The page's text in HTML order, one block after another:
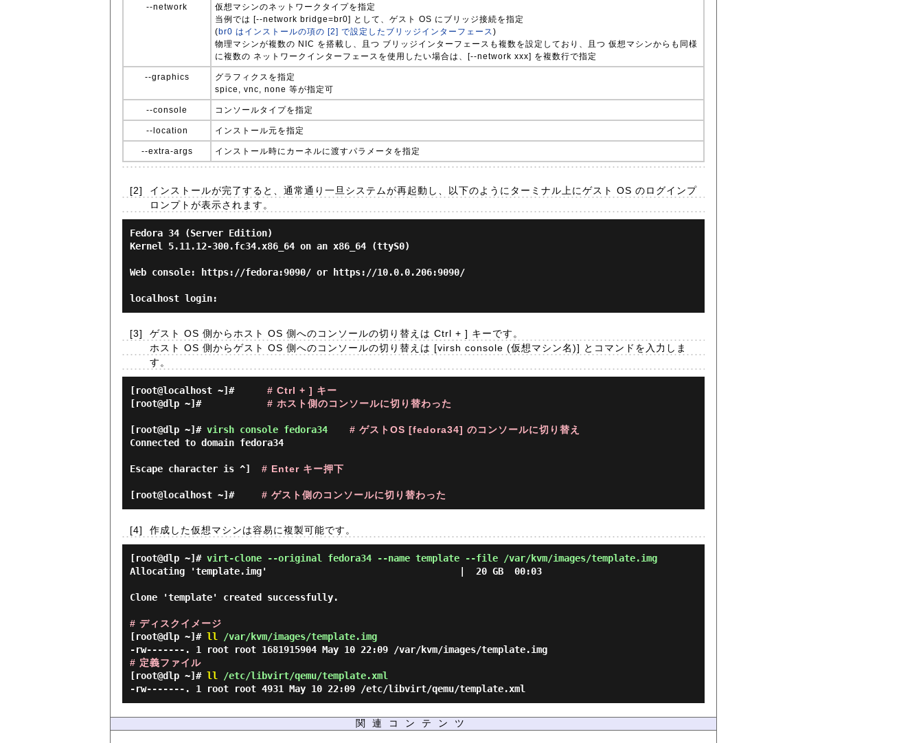
--network
仮想マシンのネットワークタイプを指定
当例では [--network bridge=br0] として、ゲスト OS にブリッジ接続を指定
(br0 はインストールの項の [2] で設定したブリッジインターフェース)
物理マシンが複数の NIC を搭載し、且つ ブリッジインターフェースも複数を設定しており、且つ 仮想マシンからも同様
に複数の ネットワークインターフェースを使用したい場合は、[--network xxx] を複数行で指定
--graphics
グラフィクスを指定
spice, vnc, none 等が指定可
--console コンソールタイプを指定
--location インストール元を指定
--extra-args インストール時にカーネルに渡すパラメータを指定
[2]
インストールが完了すると、通常通り一旦システムが再起動し、以下のようにターミナル上にゲスト OS のログインプ
ロンプトが表示されます。
Fedora 34 (Server Edition)
Kernel 5.11.12-300.fc34.x86_64 on an x86_64 (ttyS0)
Web console: https://fedora:9090/ or https://10.0.0.206:9090/
[3]
ゲスト OS 側からホスト OS 側へのコンソールの切り替えは Ctrl + ] キーです。
ホスト OS 側からゲスト OS 側へのコンソールの切り替えは [virsh console (仮想マシン名)] とコマンドを入力しま
す。
[root@localhost ~]# # Ctrl + ] キー
[root@dlp ~]# # ホスト側のコンソールに切り替わった
[root@dlp ~]# virsh console fedora34
# ゲストOS [fedora34] のコンソールに切り替え
Connected to domain fedora34
Escape character is ^] # Enter キー押下
[root@localhost ~]# # ゲスト側のコンソールに切り替わった
[4] 作成した仮想マシンは容易に複製可能です。
[root@dlp ~]# virt-clone --original fedora34 --name template --file /var/kvm/images/template.img
Allocating 'template.img'                                   |  20 GB  00:03
Clone 'template' created successfully.
# ディスクイメージ
[root@dlp ~]# ll
/var/kvm/images/template.img
-rw-------. 1 root root 1681915904 May 10 22:09 /var/kvm/images/template.img
# 定義ファイル
[root@dlp ~]# ll
/etc/libvirt/qemu/template.xml
-rw-------. 1 root root 4931 May 10 22:09 /etc/libvirt/qemu/template.xml
関連コンテンツ